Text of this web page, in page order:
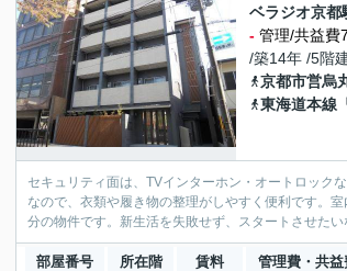
ベラジオ京都
- 管理/共益費
/築14年 /5階
京都市営烏
東海道本線
セキュリティ面は、TVインターホン・オートロック
なので、衣類や履き物の整理がしやすく便利です。
分の物件です。新生活を失敗せず、スタートさせた
部屋番号 所在階 賃料 管理費・共益